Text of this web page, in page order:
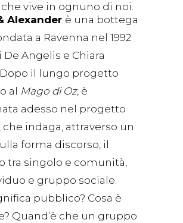
vive in ognuno di noi.
Alexander è una bottega
a Ravenna nel 1992
De Angelis e Chiara
Dopo il lungo progetto
al Mago di Oz, è
adesso nel progetto
che indaga, attraverso un
forma discorso, il
tra singolo e comunità,
e gruppo sociale.
pubblico? Cosa è
Quand’è che un gruppo